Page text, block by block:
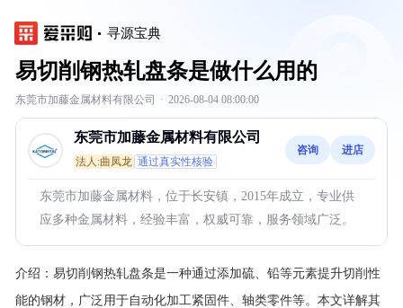
寻源宝典
易切削钢热轧盘条是做什么用的
东莞市加藤金属材料有限公司 · 2026-08-04 08:00:00
东莞市加藤金属材料有限公司
法人:曲凤龙 通过真实性核验
咨询 进店
东莞市加藤金属材料，位于长安镇，2015年成立，专业供
应多种金属材料，经验丰富，权威可靠，服务领域广泛。
介绍： 易切削钢热轧盘条是一种通过添加硫、铅等元素提升切削性
能的钢材，广泛用于自动化加工紧固件、轴类零件等。本文详解其